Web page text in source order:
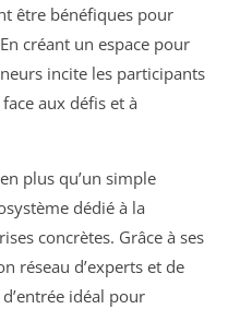
être bénéfiques pour
créant un espace pour
incite les participants
aux défis et à
plus qu’un simple
dédié à la
concrètes. Grâce à ses
réseau d’experts et de
idéal pour